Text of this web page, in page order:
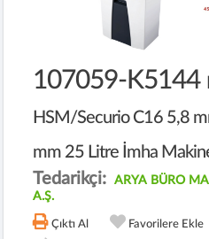
107059-K5144
HSM/Securio C16 5,8
mm 25 Litre İmha
Tedarikçi:
ARYA BÜRO
A.Ş.
Çıktı Al
Favorilere Ekle